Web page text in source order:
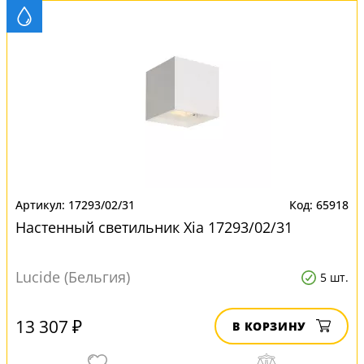
17293/02/31 65918
Настенный светильник Xia 17293/02/31
Lucide (Бельгия) 5 шт.
13 307 ₽ В КОРЗИНУ